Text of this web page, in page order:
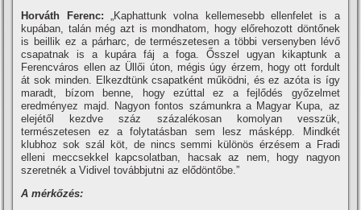
Horváth Ferenc: „Kaphattunk volna kellemesebb ellenfelet is a
kupában, talán még azt is mondhatom, hogy előrehozott döntőnek
is beillik ez a párharc, de természetesen a többi versenyben lévő
csapatnak is a kupára fáj a foga. Ősszel ugyan kikaptunk a
Ferencváros ellen az Üllői úton, mégis úgy érzem, hogy ott fordult
át sok minden. Elkezdtünk csapatként működni, és ez azóta is í­gy
maradt, bí­zom benne, hogy ezúttal ez a fejlődés győzelmet
eredményez majd. Nagyon fontos számunkra a Magyar Kupa, az
elejétől kezdve száz százalékosan komolyan vesszük,
természetesen ez a folytatásban sem lesz másképp. Mindkét
klubhoz sok szál köt, de nincs semmi különös érzésem a Fradi
elleni meccsekkel kapcsolatban, hacsak az nem, hogy nagyon
szeretnék a Vidivel továbbjutni az elődöntőbe.”
A mérkőzés: